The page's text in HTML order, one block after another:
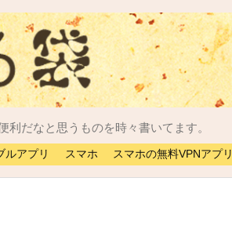
利だなと思うものを時々書いてます。
ルアプリ スマホ スマホの無料VPNアプリ